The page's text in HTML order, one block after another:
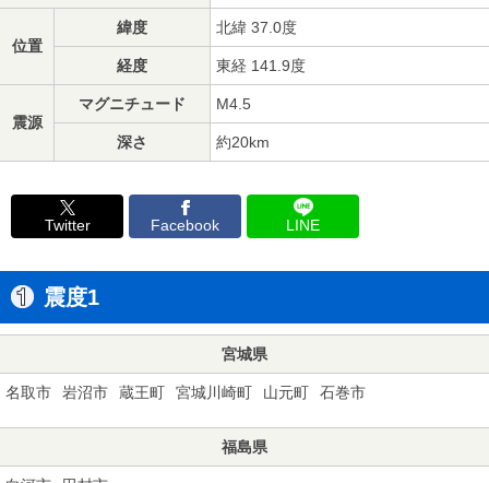
位置
緯度 北緯 37.0度
経度 東経 141.9度
震源
マグニチュード M4.5
深さ 約20km
Twitter Facebook LINE
震度1
宮城県
名取市 岩沼市 蔵王町 宮城川崎町 山元町 石巻市
福島県